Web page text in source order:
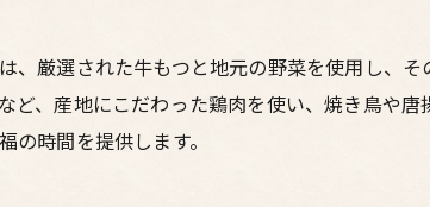
つ鍋と鳥料理の世界
厳選された牛もつと地元の野菜を使用し、そ
、産地にこだわった鶏肉を使い、焼き鳥や唐
時間を提供します。